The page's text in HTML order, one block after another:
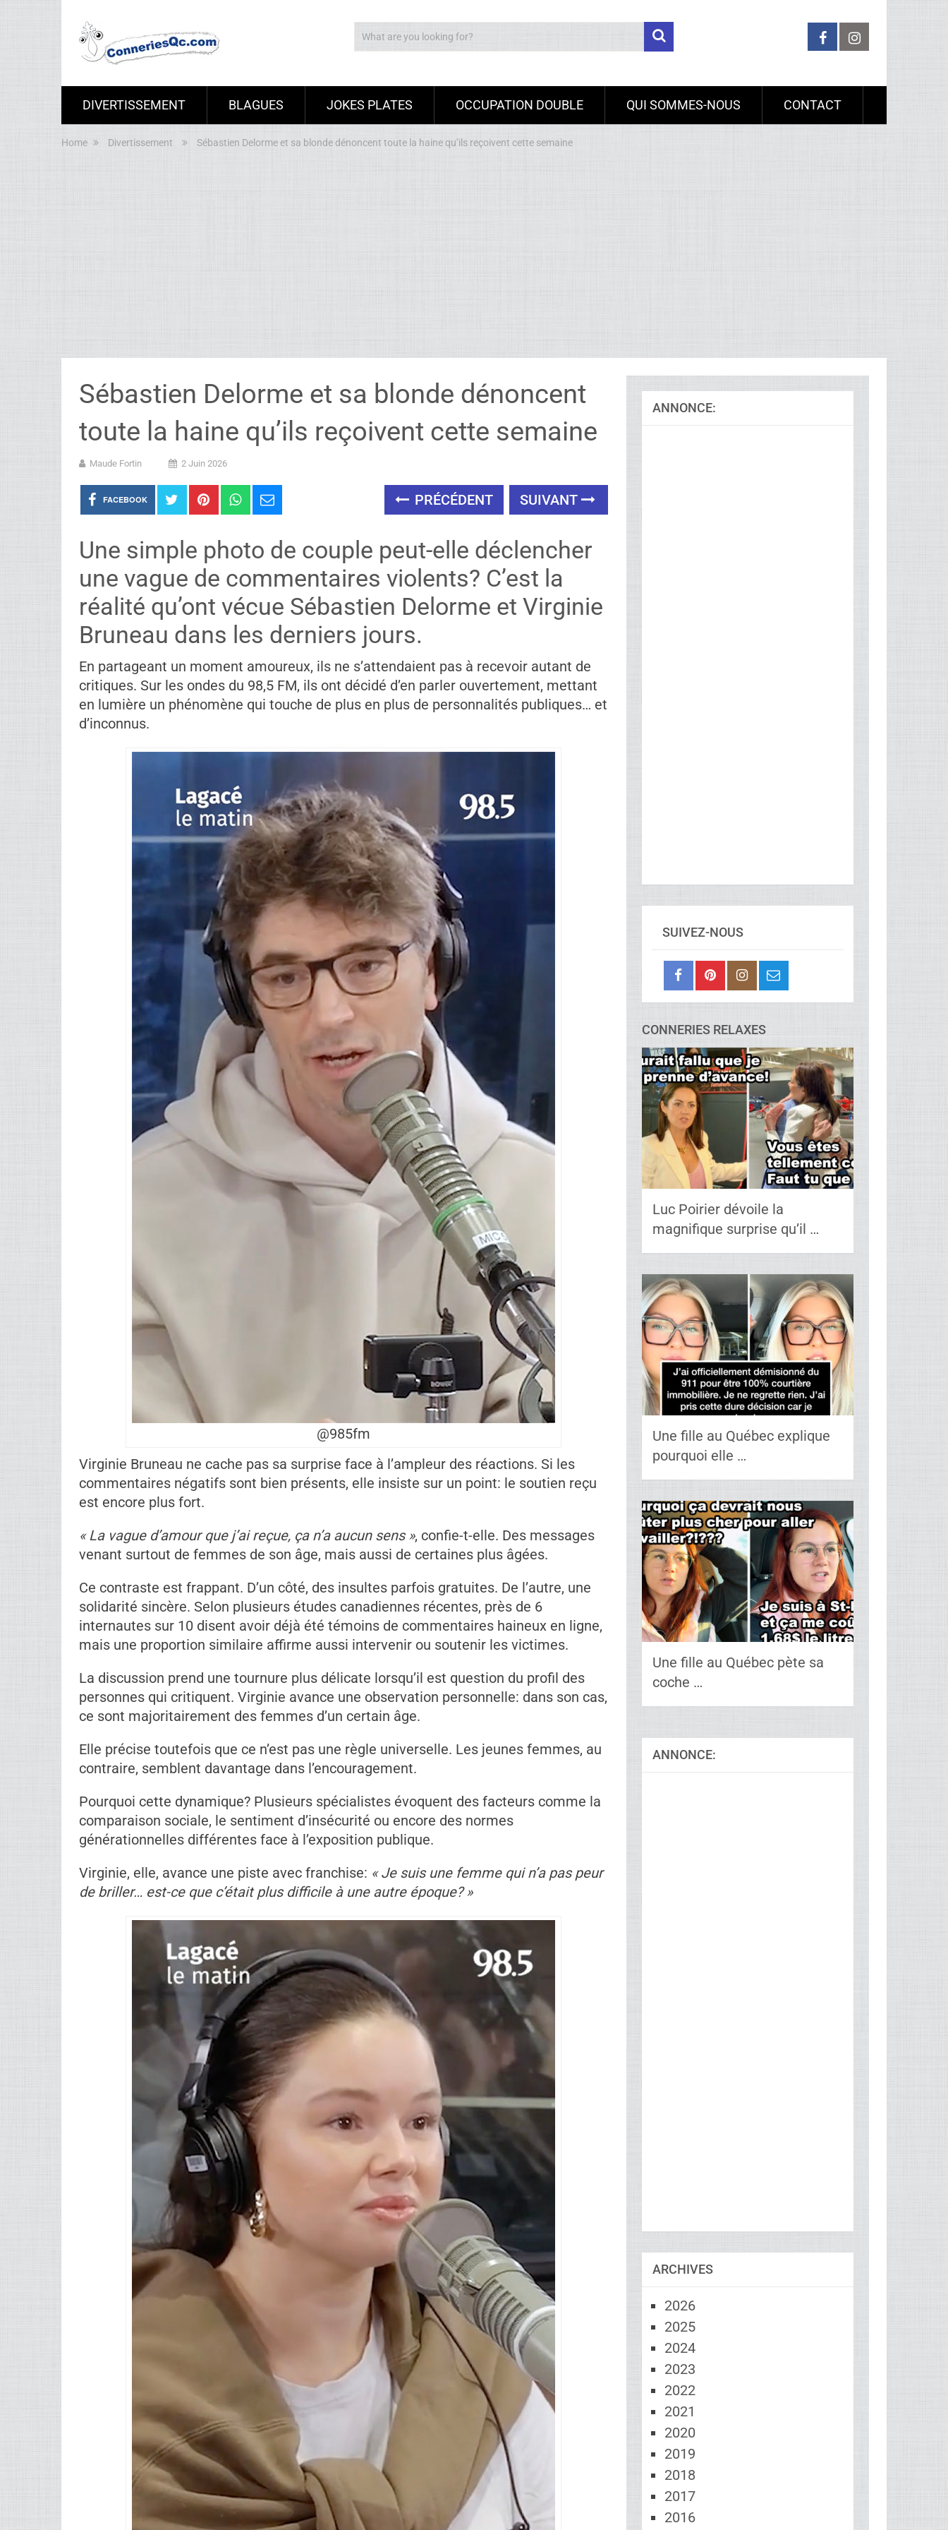
DIVERTISSEMENT BLAGUES JOKES PLATES OCCUPATION DOUBLE QUI SOMMES-NOUS CONTACT
Home Divertissement Sébastien Delorme et sa blonde dénoncent toute la haine qu’ils reçoivent cette semaine
Sébastien Delorme et sa blonde dénoncent
toute la haine qu’ils reçoivent cette semaine
Maude Fortin 2 Juin 2026
FACEBOOK PRÉCÉDENT SUIVANT
Une simple photo de couple peut-elle déclencher
une vague de commentaires violents? C’est la
réalité qu’ont vécue Sébastien Delorme et Virginie
Bruneau dans les derniers jours.
En partageant un moment amoureux, ils ne s’attendaient pas à recevoir autant de
critiques. Sur les ondes du 98,5 FM, ils ont décidé d’en parler ouvertement, mettant
en lumière un phénomène qui touche de plus en plus de personnalités publiques… et
d’inconnus.
@985fm
Virginie Bruneau ne cache pas sa surprise face à l’ampleur des réactions. Si les
commentaires négatifs sont bien présents, elle insiste sur un point: le soutien reçu
est encore plus fort.
« La vague d’amour que j’ai reçue, ça n’a aucun sens », confie-t-elle. Des messages
venant surtout de femmes de son âge, mais aussi de certaines plus âgées.
Ce contraste est frappant. D’un côté, des insultes parfois gratuites. De l’autre, une
solidarité sincère. Selon plusieurs études canadiennes récentes, près de 6
internautes sur 10 disent avoir déjà été témoins de commentaires haineux en ligne,
mais une proportion similaire affirme aussi intervenir ou soutenir les victimes.
La discussion prend une tournure plus délicate lorsqu’il est question du profil des
personnes qui critiquent. Virginie avance une observation personnelle: dans son cas,
ce sont majoritairement des femmes d’un certain âge.
Elle précise toutefois que ce n’est pas une règle universelle. Les jeunes femmes, au
contraire, semblent davantage dans l’encouragement.
Pourquoi cette dynamique? Plusieurs spécialistes évoquent des facteurs comme la
comparaison sociale, le sentiment d’insécurité ou encore des normes
générationnelles différentes face à l’exposition publique.
Virginie, elle, avance une piste avec franchise: « Je suis une femme qui n’a pas peur
de briller… est-ce que c’était plus difficile à une autre époque? »
ANNONCE:
SUIVEZ-NOUS
CONNERIES RELAXES
Luc Poirier dévoile la
magnifique surprise qu’il …
Une fille au Québec explique
pourquoi elle …
Une fille au Québec pète sa
coche …
ANNONCE:
ARCHIVES
2026
2025
2024
2023
2022
2021
2020
2019
2018
2017
2016